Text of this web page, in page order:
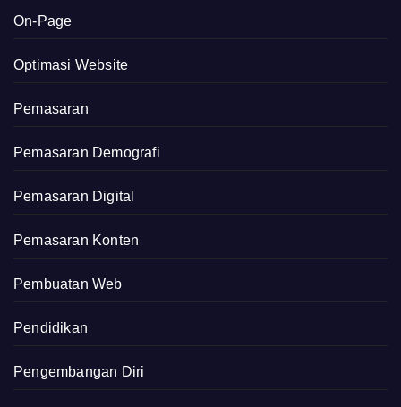
On-Page
Optimasi Website
Pemasaran
Pemasaran Demografi
Pemasaran Digital
Pemasaran Konten
Pembuatan Web
Pendidikan
Pengembangan Diri